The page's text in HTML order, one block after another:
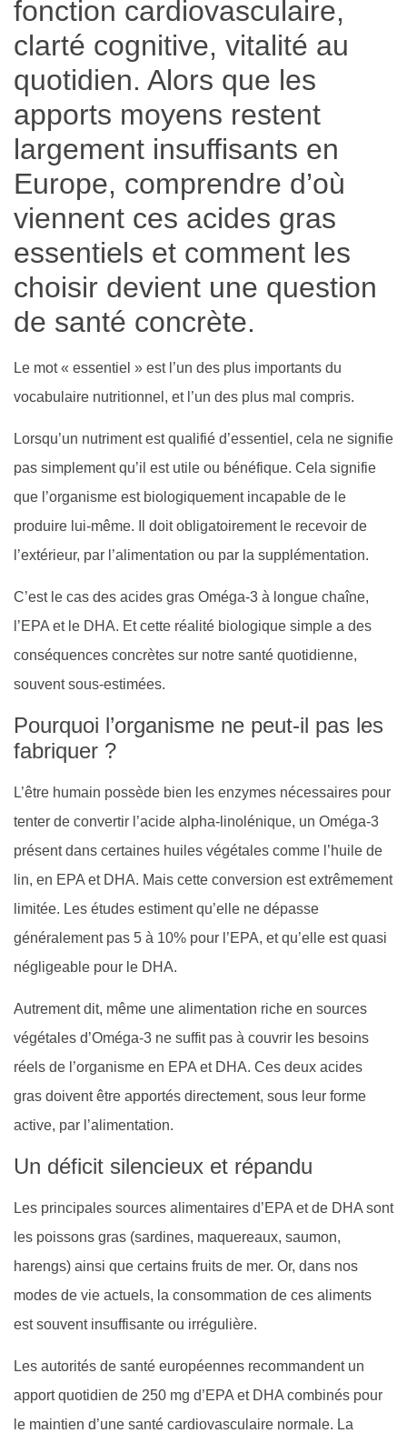
fonction cardiovasculaire,
clarté cognitive, vitalité au
quotidien. Alors que les
apports moyens restent
largement insuffisants en
Europe, comprendre d’où
viennent ces acides gras
essentiels et comment les
choisir devient une question
de santé concrète.
Le mot « essentiel » est l’un des plus importants du
vocabulaire nutritionnel, et l’un des plus mal compris.
Lorsqu’un nutriment est qualifié d’essentiel, cela ne signifie
pas simplement qu’il est utile ou bénéfique. Cela signifie
que l’organisme est biologiquement incapable de le
produire lui-même. Il doit obligatoirement le recevoir de
l’extérieur, par l’alimentation ou par la supplémentation.
C’est le cas des acides gras Oméga-3 à longue chaîne,
l’EPA et le DHA. Et cette réalité biologique simple a des
conséquences concrètes sur notre santé quotidienne,
souvent sous-estimées.
Pourquoi l’organisme ne peut-il pas les
fabriquer ?
L’être humain possède bien les enzymes nécessaires pour
tenter de convertir l’acide alpha-linolénique, un Oméga-3
présent dans certaines huiles végétales comme l’huile de
lin, en EPA et DHA. Mais cette conversion est extrêmement
limitée. Les études estiment qu’elle ne dépasse
généralement pas 5 à 10% pour l’EPA, et qu’elle est quasi
négligeable pour le DHA.
Autrement dit, même une alimentation riche en sources
végétales d’Oméga-3 ne suffit pas à couvrir les besoins
réels de l’organisme en EPA et DHA. Ces deux acides
gras doivent être apportés directement, sous leur forme
active, par l’alimentation.
Un déficit silencieux et répandu
Les principales sources alimentaires d’EPA et de DHA sont
les poissons gras (sardines, maquereaux, saumon,
harengs) ainsi que certains fruits de mer. Or, dans nos
modes de vie actuels, la consommation de ces aliments
est souvent insuffisante ou irrégulière.
Les autorités de santé européennes recommandent un
apport quotidien de 250 mg d’EPA et DHA combinés pour
le maintien d’une santé cardiovasculaire normale. La